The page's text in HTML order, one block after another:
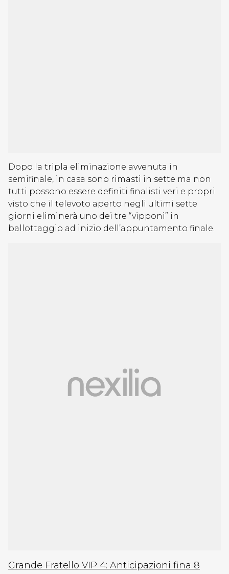
Dopo la tripla eliminazione avvenuta in
semifinale, in casa sono rimasti in sette ma non
tutti possono essere definiti finalisti veri e propri
visto che il televoto aperto negli ultimi sette
giorni eliminerà uno dei tre “vipponi” in
ballottaggio ad inizio dell’appuntamento finale.
Grande Fratello VIP 4: Anticipazioni fina 8